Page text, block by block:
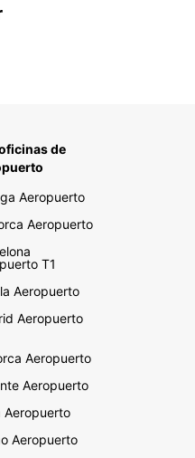
de
Aeropuerto
Aeropuerto
T1
Aeropuerto
Aeropuerto
Aeropuerto
Aeropuerto
Aeropuerto
Aeropuerto